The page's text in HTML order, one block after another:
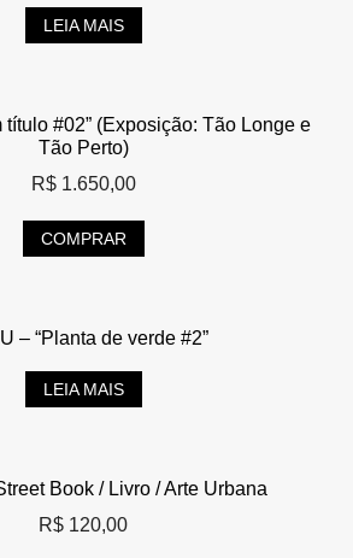
LEIA MAIS
título #02” (Exposição: Tão Longe e
Tão Perto)
R$1.650,00
COMPRAR
– “Planta de verde #2”
LEIA MAIS
Book / Livro / Arte Urbana
R$ 120,00